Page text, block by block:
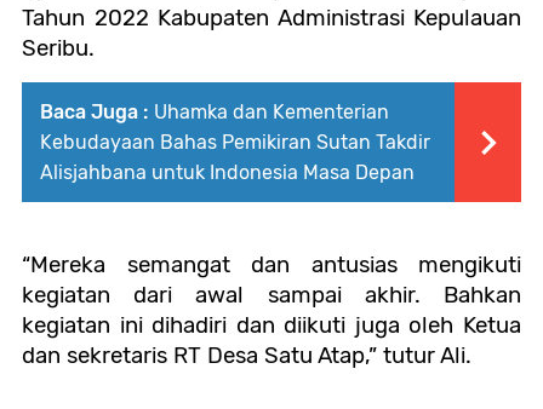
Tahun 2022 Kabupaten Administrasi Kepulauan
Seribu.
Baca Juga : Uhamka dan Kementerian
Kebudayaan Bahas Pemikiran Sutan Takdir
Alisjahbana untuk Indonesia Masa Depan
“Mereka semangat dan antusias mengikuti
kegiatan dari awal sampai akhir. Bahkan
kegiatan ini dihadiri dan diikuti juga oleh Ketua
dan sekretaris RT Desa Satu Atap,” tutur Ali.